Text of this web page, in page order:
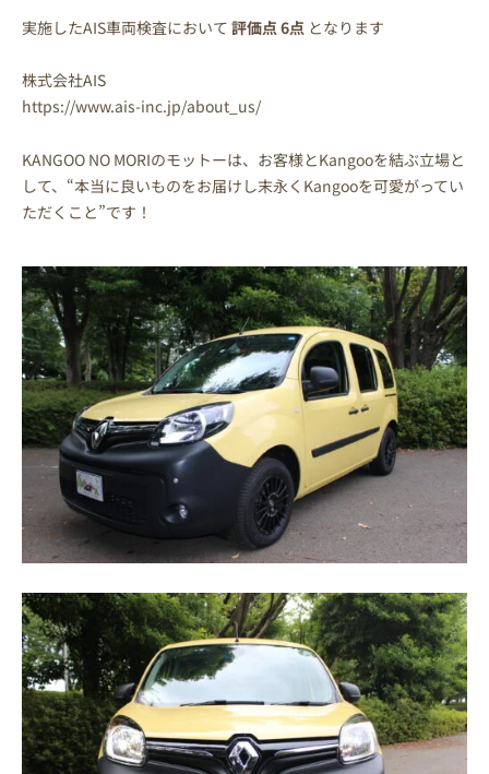
実施したAIS車両検査において 評価点 6点 となります
株式会社AIS
https://www.ais-inc.jp/about_us/
KANGOO NO MORIのモットーは、お客様とKangooを結ぶ立場と
して、“本当に良いものをお届けし末永くKangooを可愛がってい
ただくこと”です！